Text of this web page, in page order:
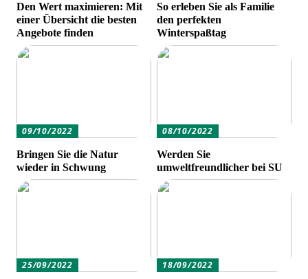
Den Wert maximieren: Mit
einer Übersicht die besten
Angebote finden
So erleben Sie als Familie
den perfekten
Winterspaßtag
09/10/2022
Bringen Sie die Natur
wieder in Schwung
08/10/2022
Werden Sie
umweltfreundlicher bei SU
25/09/2022 18/09/2022